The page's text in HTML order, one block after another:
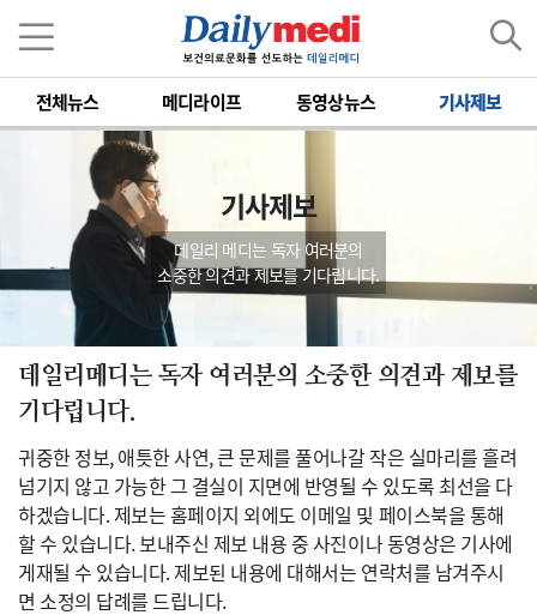
전체뉴스 메디라이프 동영상뉴스 기사제보
기사제보
데일리 메디는 독자 여러분의
소중한 의견과 제보를 기다립니다.
데일리메디는 독자 여러분의 소중한 의견과 제보를
기다립니다.
귀중한 정보, 애틋한 사연, 큰 문제를 풀어나갈 작은 실마리를 흘려
넘기지 않고 가능한 그 결실이 지면에 반영될 수 있도록 최선을 다
하겠습니다. 제보는 홈페이지 외에도 이메일 및 페이스북을 통해
할 수 있습니다. 보내주신 제보 내용 중 사진이나 동영상은 기사에
게재될 수 있습니다. 제보된 내용에 대해서는 연락처를 남겨주시
면 소정의 답례를 드립니다.